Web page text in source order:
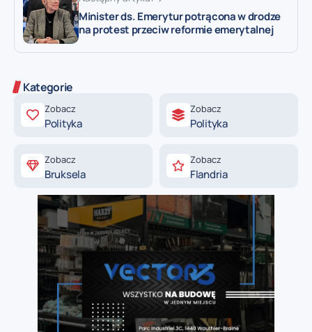
Minister ds. Emerytur potrącona w drodze
na protest przeciw reformie emerytalnej
Kategorie
Zobacz
Polityka
Zobacz
Polityka
Zobacz
Bruksela
Zobacz
Flandria